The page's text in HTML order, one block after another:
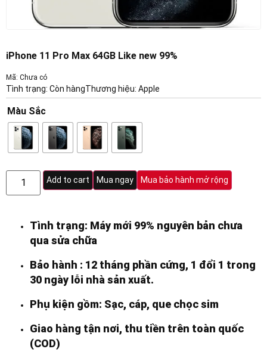
iPhone 11 Pro Max 64GB Like new 99%
Mã: Chưa có
Tình trạng: Còn hàngThương hiệu: Apple
Màu Sắc
Add to cart Mua ngay Mua bảo hành mở rộng
Tình trạng: Máy mới 99% nguyên bản chưa
qua sửa chữa
Bảo hành : 12 tháng phần cứng, 1 đổi 1 trong
30 ngày lỗi nhà sản xuất.
Phụ kiện gồm: Sạc, cáp, que chọc sim
Giao hàng tận nơi, thu tiền trên toàn quốc
(COD)